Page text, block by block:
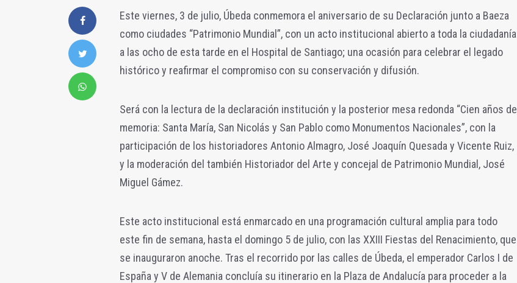
Este viernes, 3 de julio, Úbeda conmemora el aniversario de su Declaración junto a Baeza
como ciudades “Patrimonio Mundial”, con un acto institucional abierto a toda la ciudadanía
a las ocho de esta tarde en el Hospital de Santiago; una ocasión para celebrar el legado
histórico y reafirmar el compromiso con su conservación y difusión.
Será con la lectura de la declaración institución y la posterior mesa redonda “Cien años de
memoria: Santa María, San Nicolás y San Pablo como Monumentos Nacionales”, con la
participación de los historiadores Antonio Almagro, José Joaquín Quesada y Vicente Ruiz,
y la moderación del también Historiador del Arte y concejal de Patrimonio Mundial, José
Miguel Gámez.
Este acto institucional está enmarcado en una programación cultural amplia para todo
este fin de semana, hasta el domingo 5 de julio, con las XXIII Fiestas del Renacimiento, que
se inauguraron anoche. Tras el recorrido por las calles de Úbeda, el emperador Carlos I de
España y V de Alemania concluía su itinerario en la Plaza de Andalucía para proceder a la